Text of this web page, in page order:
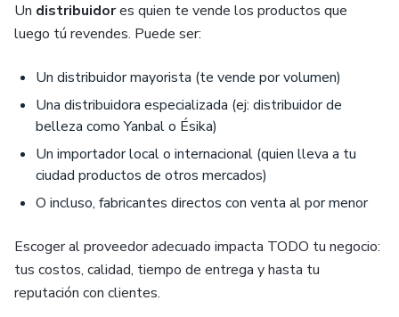
Un distribuidores quien te vende los productos que
luego tú revendes. Puede ser:
Un distribuidor mayorista (te vende por volumen)
Una distribuidora especializada (ej: distribuidor de
belleza como Yanbal o Ésika)
Un importador local o internacional (quien lleva a tu
ciudad productos de otros mercados)
O incluso, fabricantes directos con venta al por menor
Escoger al proveedor adecuado impacta TODO tu negocio:
tus costos, calidad, tiempo de entrega y hasta tu
reputación con clientes.